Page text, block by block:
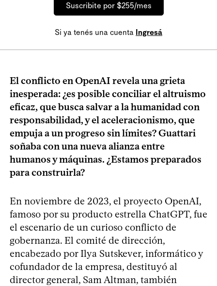
Suscribite por $255/mes
Si ya tenés una cuenta Ingresá
El conflicto en OpenAI revela una grieta
inesperada: ¿es posible conciliar el altruismo
eficaz, que busca salvar a la humanidad con
responsabilidad, y el aceleracionismo, que
empuja a un progreso sin límites? Guattari
soñaba con una nueva alianza entre
humanos y máquinas. ¿Estamos preparados
para construirla?
En noviembre de 2023, el proyecto OpenAI,
famoso por su producto estrella ChatGPT, fue
el escenario de un curioso conflicto de
gobernanza. El comité de dirección,
encabezado por Ilya Sutskever, informático y
cofundador de la empresa, destituyó al
director general, Sam Altman, también